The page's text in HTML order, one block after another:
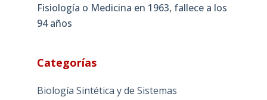
Fisiología o Medicina en 1963, fallece a los
94 años
Categorías
Biología Sintética y de Sistemas